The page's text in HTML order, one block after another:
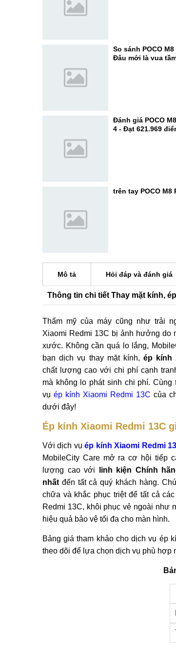
So sánh POCO
Đâu mới là vua
Đánh giá POCO
4 - Đạt 621.969
trên tay POCO
Mô tả Hỏi đáp và đánh giá
Thông tin chi tiết Thay mặt kính,
Thẩm mỹ của máy cũng như trải
Xiaomi Redmi 13C bị ảnh hưởng do
xước. Không cần quá lo lắng,
bạn dịch vụ thay mặt kính,ép kính
chất lượng cao với chi phí cạnh
mà không lo phát sinh chi phí. Cùng
vụ ép kính Xiaomi Redmi 13C của
dưới đây!
Ép kính Xiaomi Redmi 13C
Với dịch vụép kính Xiaomi Redmi
MobileCity Care mở ra cơ hội tiếp
lượng cao với
linh kiện Chính
nhất đến tất cả quý khách hàng.
chữa và khắc phục triệt để tất cả
Redmi 13C, khôi phục vẻ ngoài như
hiệu quả bảo vệ tối đa cho màn hình.
Bảng giá tham khảo cho dịch vụ ép
theo dõi để lựa chọn dịch vụ phù hợp